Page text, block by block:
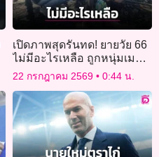
เปิดภาพสุดรันทด! ยายวัย 66
ไม่มีอะไรเหลือ ถูกหนุ่มเมา
ยาจุดเผาไฟบ้านลามวอด 7
22 กรกฎาคม 2569 0:44 น.